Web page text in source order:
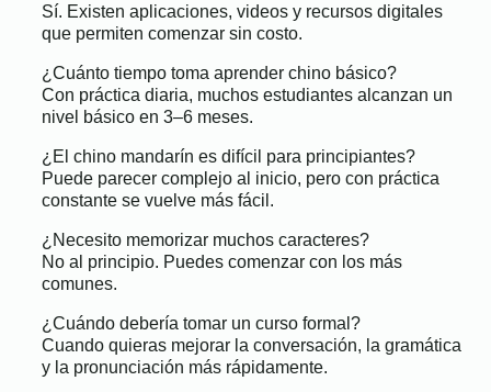
Sí. Existen aplicaciones, videos y recursos digitales
que permiten comenzar sin costo.
¿Cuánto tiempo toma aprender chino básico?
Con práctica diaria, muchos estudiantes alcanzan un
nivel básico en 3–6 meses.
¿El chino mandarín es difícil para principiantes?
Puede parecer complejo al inicio, pero con práctica
constante se vuelve más fácil.
¿Necesito memorizar muchos caracteres?
No al principio. Puedes comenzar con los más
comunes.
¿Cuándo debería tomar un curso formal?
Cuando quieras mejorar la conversación, la gramática
y la pronunciación más rápidamente.